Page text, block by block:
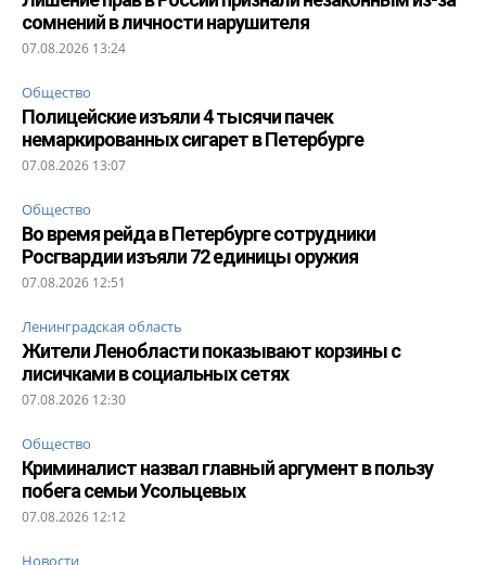
сомнений в личности нарушителя
07.08.2026 13:24
Общество
Полицейские изъяли 4 тысячи пачек
немаркированных сигарет в Петербурге
07.08.2026 13:07
Общество
Во время рейда в Петербурге сотрудники
Росгвардии изъяли 72 единицы оружия
07.08.2026 12:51
Ленинградская область
Жители Ленобласти показывают корзины с
лисичками в социальных сетях
07.08.2026 12:30
Общество
Криминалист назвал главный аргумент в пользу
побега семьи Усольцевых
07.08.2026 12:12
Новости